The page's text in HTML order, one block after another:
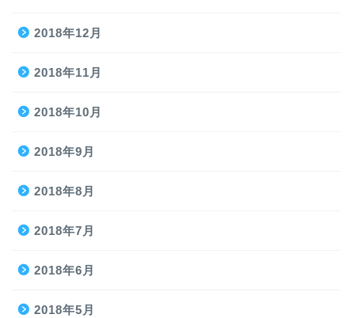
2018年12月
2018年11月
2018年10月
2018年9月
2018年8月
2018年7月
2018年6月
2018年5月